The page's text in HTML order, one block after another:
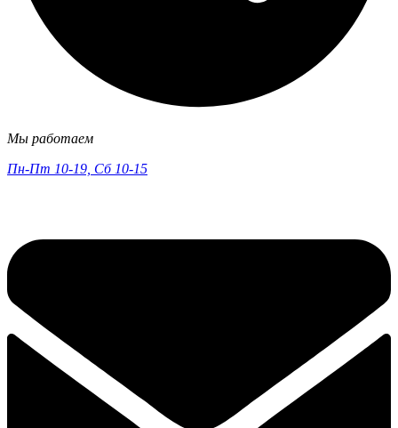
Мы работаем
Пн-Пт 10-19, Сб 10-15